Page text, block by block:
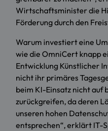
Wirtschaftsminister die
Förderung durch den
Warum investiert eine
wie die OmniCert knapp
Entwicklung Künstlicher
nicht ihr primäres
beim KI-Einsatz nicht auf
zurückgreifen, da deren
unseren hohen
entsprechen“, erklärt IT-